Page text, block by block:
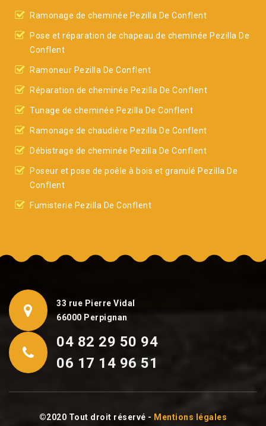
Ramonage de cheminée Pezilla De Conflent
Pose et réparation de chapeau de cheminée Pezilla De
Conflent
Ramoneur Pezilla De Conflent
Réparation de cheminée Pezilla De Conflent
Tunage de cheminée Pezilla De Conflent
Ramonage de chaudière Pezilla De Conflent
Débistrage de cheminée Pezilla De Conflent
Poseur et pose de poêle à bois et granulé Pezilla De
Conflent
Fumisterie Pezilla De Conflent
33 rue Pierre Vidal
66000 Perpignan
04 82 29 50 94
06 17 14 96 51
©2020 Tout droit réservé - Mentions légales